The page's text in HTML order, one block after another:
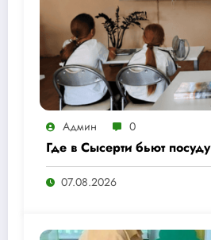
Админ 0
Где в Сысерти бьют посуду
07.08.2026